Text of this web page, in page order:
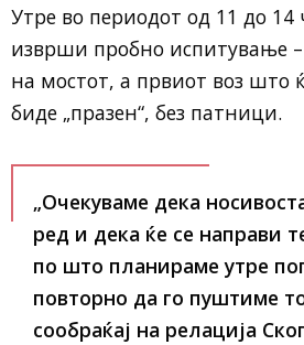
Утре во периодот од 11 до 14
изврши пробно испитување
на мостот, а првиот воз што
биде „празен“, без патници.
„Очекуваме дека
ред и дека ќе се направи
по што планираме утре
повторно да го пуштиме
сообраќај на релација